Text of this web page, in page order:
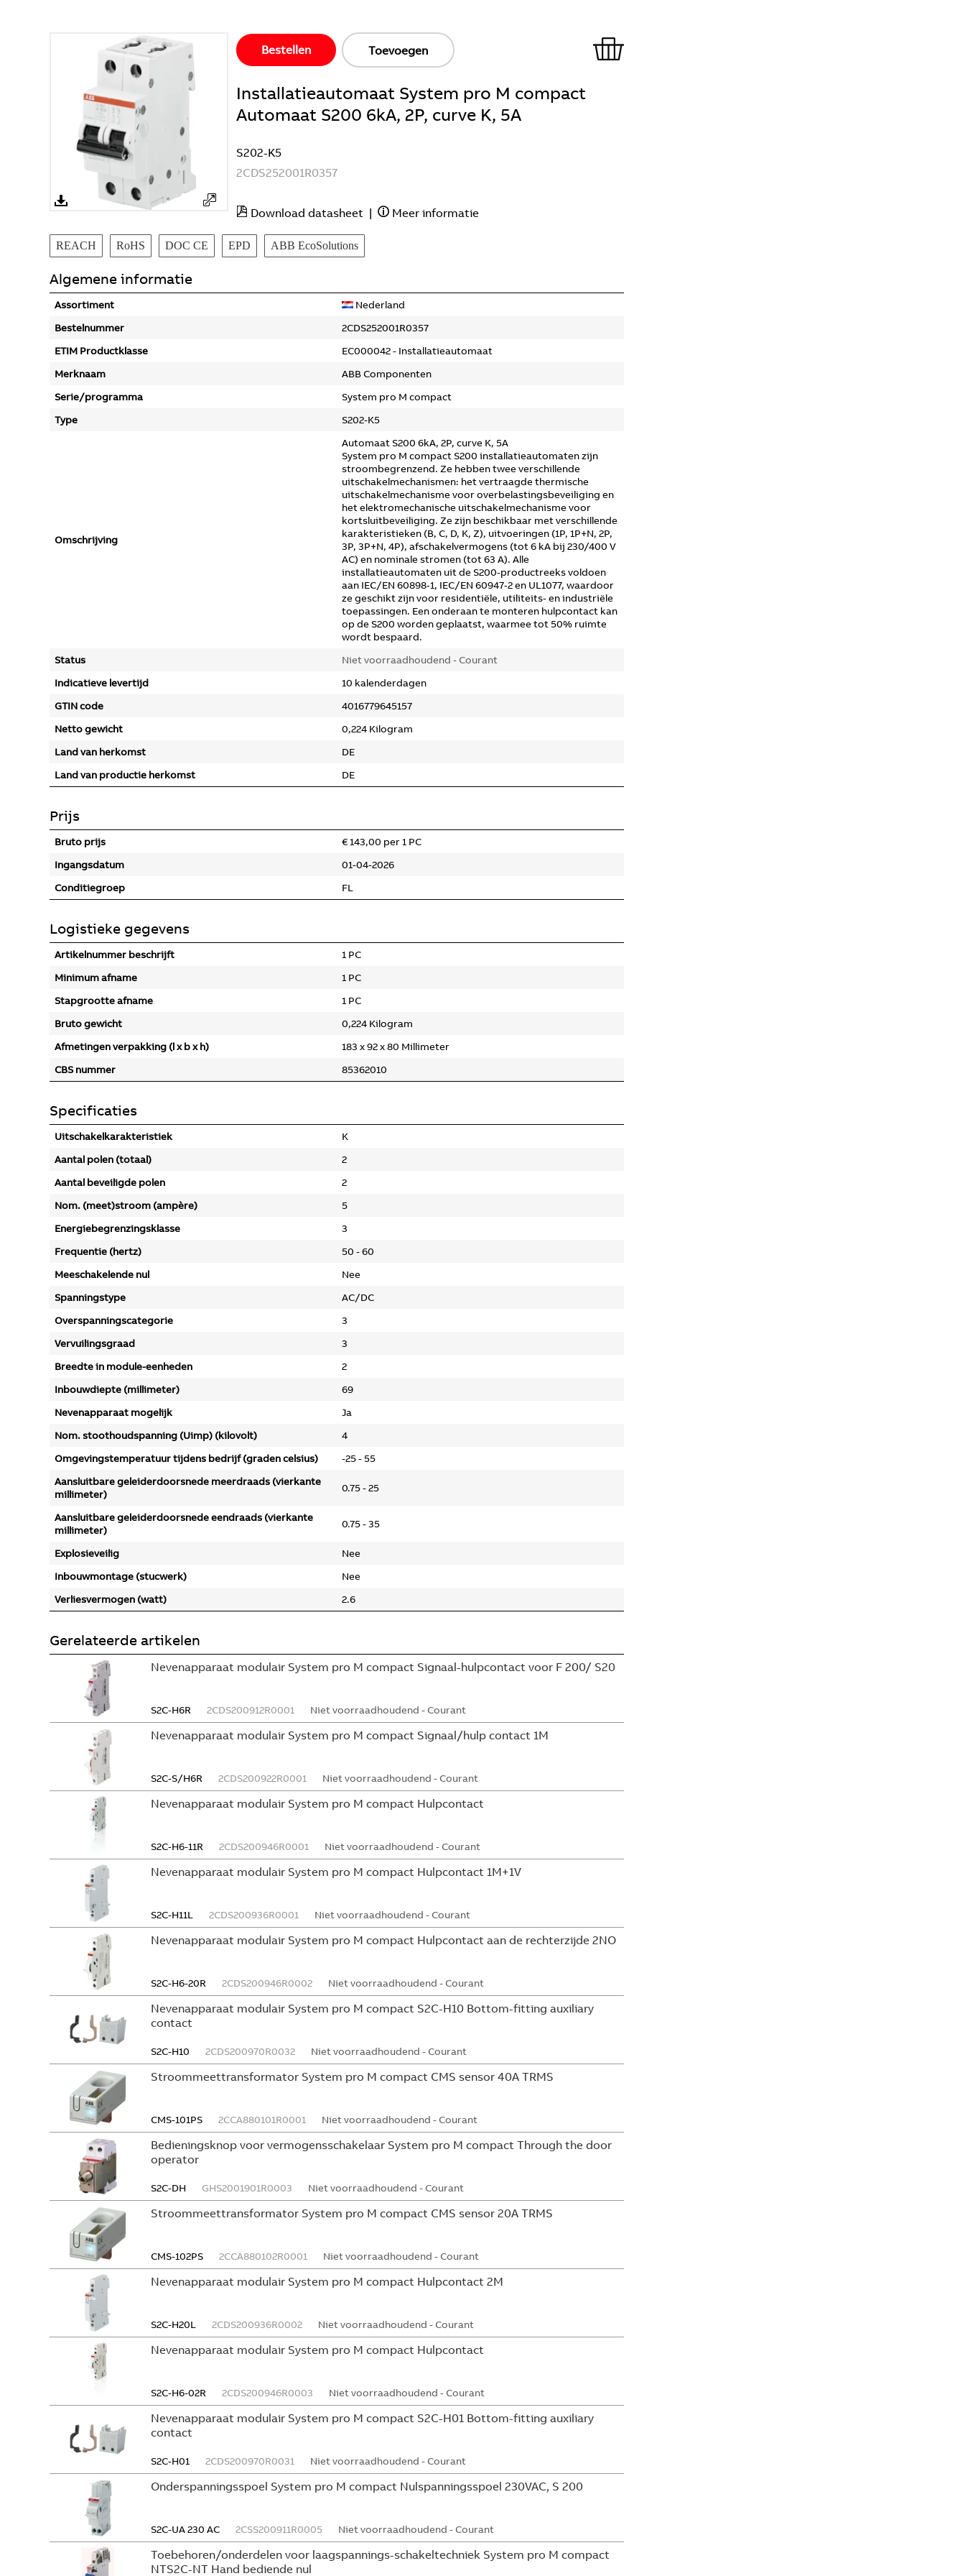
Bestellen Toevoegen
Installatieautomaat System pro M compact
Automaat S200 6kA, 2P, curve K, 5A
S202-K5
2CDS252001R0357
Download datasheet | Meer informatie
REACH RoHS DOC CE EPD ABB EcoSolutions
Algemene informatie
Assortiment
Nederland
Bestelnummer
2CDS252001R0357
ETIM Productklasse
EC000042 - Installatieautomaat
Merknaam
ABB Componenten
Serie/programma
System pro M compact
Type
S202-K5
Omschrijving
Automaat S200 6kA, 2P, curve K, 5A
System pro M compact S200 installatieautomaten zijn
stroombegrenzend. Ze hebben twee verschillende
uitschakelmechanismen: het vertraagde thermische
uitschakelmechanisme voor overbelastingsbeveiliging en
het elektromechanische uitschakelmechanisme voor
kortsluitbeveiliging. Ze zijn beschikbaar met verschillende
karakteristieken (B, C, D, K, Z), uitvoeringen (1P, 1P+N, 2P,
3P, 3P+N, 4P), afschakelvermogens (tot 6 kA bij 230/400 V
AC) en nominale stromen (tot 63 A). Alle
installatieautomaten uit de S200‑productreeks voldoen
aan IEC/EN 60898‑1, IEC/EN 60947‑2 en UL1077, waardoor
ze geschikt zijn voor residentiële, utiliteits- en industriële
toepassingen. Een onderaan te monteren hulpcontact kan
op de S200 worden geplaatst, waarmee tot 50% ruimte
wordt bespaard.
Status
Niet voorraadhoudend - Courant
Indicatieve levertijd
10 kalenderdagen
GTIN code
4016779645157
Netto gewicht
0,224 Kilogram
Land van herkomst
DE
Land van productie herkomst
DE
Prijs
Bruto prijs
€ 143,00 per 1 PC
Ingangsdatum
01-04-2026
Conditiegroep
FL
Logistieke gegevens
Artikelnummer beschrijft
1 PC
Minimum afname
1 PC
Stapgrootte afname
1 PC
Bruto gewicht
0,224 Kilogram
Afmetingen verpakking (l x b x h)
183 x 92 x 80 Millimeter
CBS nummer
85362010
Specificaties
Uitschakelkarakteristiek
K
Aantal polen (totaal)
2
Aantal beveiligde polen
2
Nom. (meet)stroom (ampère)
5
Energiebegrenzingsklasse
3
Frequentie (hertz)
50 - 60
Meeschakelende nul
Nee
Spanningstype
AC/DC
Overspanningscategorie
3
Vervuilingsgraad
3
Breedte in module-eenheden
2
Inbouwdiepte (millimeter)
69
Nevenapparaat mogelijk
Ja
Nom. stoothoudspanning (Uimp) (kilovolt)
4
Omgevingstemperatuur tijdens bedrijf (graden celsius)
-25 - 55
Aansluitbare geleiderdoorsnede meerdraads (vierkante
millimeter)
0.75 - 25
Aansluitbare geleiderdoorsnede eendraads (vierkante
millimeter)
0.75 - 35
Explosieveilig
Nee
Inbouwmontage (stucwerk)
Nee
Verliesvermogen (watt)
2.6
Gerelateerde artikelen
Nevenapparaat modulair System pro M compact Signaal-hulpcontact voor F 200/ S20
S2C-H6R 2CDS200912R0001 Niet voorraadhoudend - Courant
Nevenapparaat modulair System pro M compact Signaal/hulp contact 1M
S2C-S/H6R 2CDS200922R0001 Niet voorraadhoudend - Courant
Nevenapparaat modulair System pro M compact Hulpcontact
S2C-H6-11R 2CDS200946R0001 Niet voorraadhoudend - Courant
Nevenapparaat modulair System pro M compact Hulpcontact 1M+1V
S2C-H11L 2CDS200936R0001 Niet voorraadhoudend - Courant
Nevenapparaat modulair System pro M compact Hulpcontact aan de rechterzijde 2NO
S2C-H6-20R 2CDS200946R0002 Niet voorraadhoudend - Courant
Nevenapparaat modulair System pro M compact S2C-H10 Bottom-fitting auxiliary
contact
S2C-H10 2CDS200970R0032 Niet voorraadhoudend - Courant
Stroommeettransformator System pro M compact CMS sensor 40A TRMS
CMS-101PS 2CCA880101R0001 Niet voorraadhoudend - Courant
Bedieningsknop voor vermogensschakelaar System pro M compact Through the door
operator
S2C-DH GHS2001901R0003 Niet voorraadhoudend - Courant
Stroommeettransformator System pro M compact CMS sensor 20A TRMS
CMS-102PS 2CCA880102R0001 Niet voorraadhoudend - Courant
Nevenapparaat modulair System pro M compact Hulpcontact 2M
S2C-H20L 2CDS200936R0002 Niet voorraadhoudend - Courant
Nevenapparaat modulair System pro M compact Hulpcontact
S2C-H6-02R 2CDS200946R0003 Niet voorraadhoudend - Courant
Nevenapparaat modulair System pro M compact S2C-H01 Bottom-fitting auxiliary
contact
S2C-H01 2CDS200970R0031 Niet voorraadhoudend - Courant
Onderspanningsspoel System pro M compact Nulspanningsspoel 230VAC, S 200
S2C-UA 230 AC 2CSS200911R0005 Niet voorraadhoudend - Courant
Toebehoren/onderdelen voor laagspannings-schakeltechniek System pro M compact
NTS2C-NT Hand bediende nul